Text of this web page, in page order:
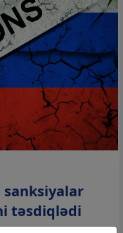
sanksiyalar
təsdiqlədi